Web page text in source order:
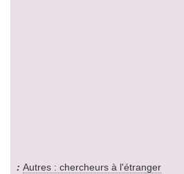
Autres : chercheurs à l'étranger